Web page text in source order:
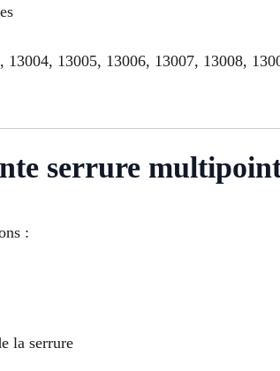
13005, 13006, 13007, 13008,
serrure
:
la serrure